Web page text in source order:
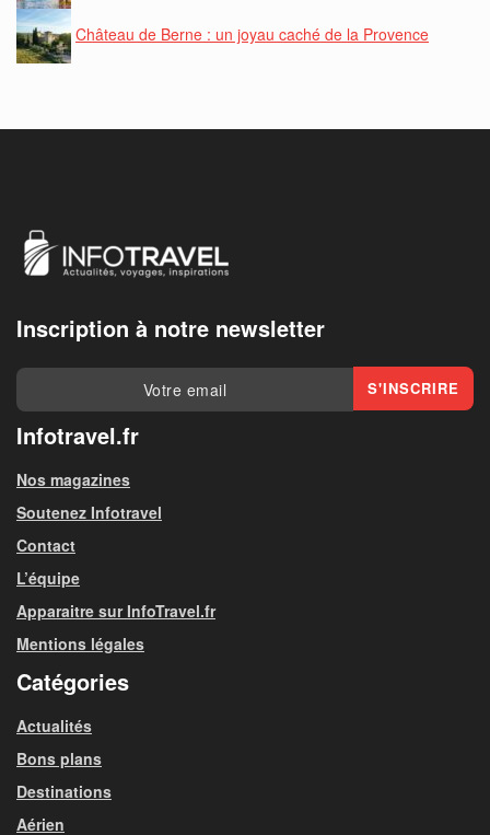
Château de Berne : un joyau caché de la Provence
Inscription à notre newsletter
Infotravel.fr
Nos magazines
Soutenez Infotravel
Contact
L’équipe
Apparaitre sur InfoTravel.fr
Mentions légales
Catégories
Actualités
Bons plans
Destinations
Aérien